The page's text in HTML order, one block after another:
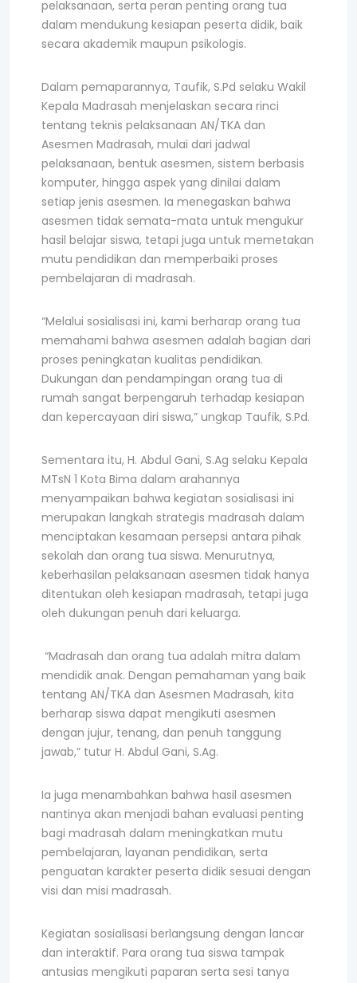
pelaksanaan, serta peran penting orang tua
dalam mendukung kesiapan peserta didik, baik
secara akademik maupun psikologis.
Dalam pemaparannya, Taufik, S.Pd selaku Wakil
Kepala Madrasah menjelaskan secara rinci
tentang teknis pelaksanaan AN/TKA dan
Asesmen Madrasah, mulai dari jadwal
pelaksanaan, bentuk asesmen, sistem berbasis
komputer, hingga aspek yang dinilai dalam
setiap jenis asesmen. Ia menegaskan bahwa
asesmen tidak semata-mata untuk mengukur
hasil belajar siswa, tetapi juga untuk memetakan
mutu pendidikan dan memperbaiki proses
pembelajaran di madrasah.
“Melalui sosialisasi ini, kami berharap orang tua
memahami bahwa asesmen adalah bagian dari
proses peningkatan kualitas pendidikan.
Dukungan dan pendampingan orang tua di
rumah sangat berpengaruh terhadap kesiapan
dan kepercayaan diri siswa,” ungkap Taufik, S.Pd.
Sementara itu, H. Abdul Gani, S.Ag selaku Kepala
MTsN 1 Kota Bima dalam arahannya
menyampaikan bahwa kegiatan sosialisasi ini
merupakan langkah strategis madrasah dalam
menciptakan kesamaan persepsi antara pihak
sekolah dan orang tua siswa. Menurutnya,
keberhasilan pelaksanaan asesmen tidak hanya
ditentukan oleh kesiapan madrasah, tetapi juga
oleh dukungan penuh dari keluarga.
“Madrasah dan orang tua adalah mitra dalam
mendidik anak. Dengan pemahaman yang baik
tentang AN/TKA dan Asesmen Madrasah, kita
berharap siswa dapat mengikuti asesmen
dengan jujur, tenang, dan penuh tanggung
jawab,” tutur H. Abdul Gani, S.Ag.
Ia juga menambahkan bahwa hasil asesmen
nantinya akan menjadi bahan evaluasi penting
bagi madrasah dalam meningkatkan mutu
pembelajaran, layanan pendidikan, serta
penguatan karakter peserta didik sesuai dengan
visi dan misi madrasah.
Kegiatan sosialisasi berlangsung dengan lancar
dan interaktif. Para orang tua siswa tampak
antusias mengikuti paparan serta sesi tanya